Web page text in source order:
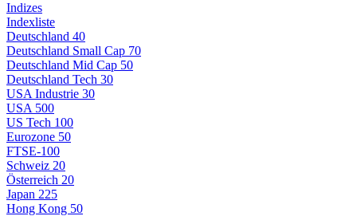
Indizes
Indexliste
Deutschland 40
Deutschland Small Cap 70
Deutschland Mid Cap 50
Deutschland Tech 30
USA Industrie 30
USA 500
US Tech 100
Eurozone 50
FTSE-100
Schweiz 20
Österreich 20
Japan 225
Hong Kong 50